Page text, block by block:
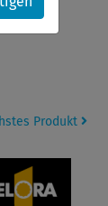
Produkt